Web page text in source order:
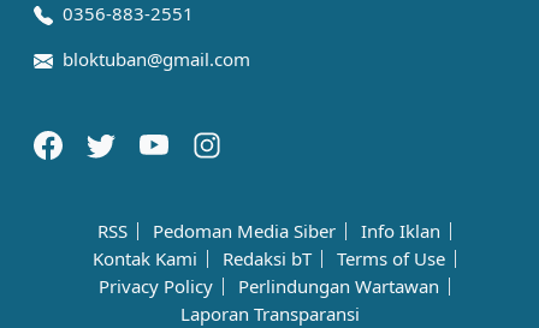
0356-883-2551
bloktuban@gmail.com
RSS Pedoman Media Siber
Info Iklan
Kontak Kami
Redaksi bT
Terms of Use
Privacy Policy
Perlindungan Wartawan
Laporan Transparansi